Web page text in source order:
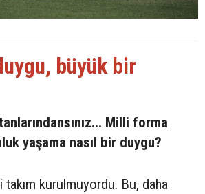
büyük bir
Milli forma
yaşama nasıl bir duygu?
takım kurulmuyordu. Bu, daha